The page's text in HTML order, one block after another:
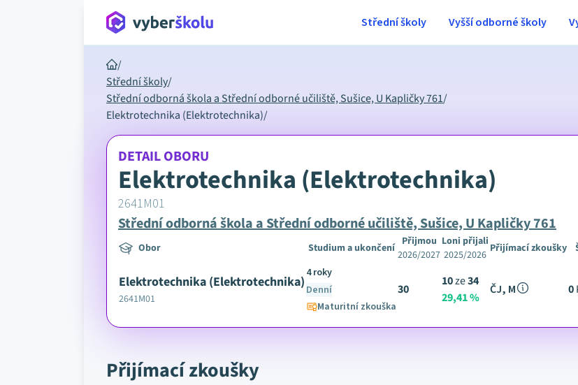
Střední školy Vyšší odborné školy
/
Střední školy/
Střední odborná škola a Střední odborné učiliště, Sušice, U Kapličky 761/
Elektrotechnika (Elektrotechnika)/
DETAIL OBORU
Elektrotechnika (Elektrotechnika)
2641M01
Střední odborná škola a Střední odborné učiliště, Sušice, U Kapličky 761
Obor Studium a ukončení Přijmou
2026/2027
Loni přijali
2025/2026 Přijímací zkoušky
Elektrotechnika (Elektrotechnika)
2641M01
4 roky
Denní
Maturitní zkouška
30
10ze34
29,41 %
ČJ, M 0
Přijímací zkoušky